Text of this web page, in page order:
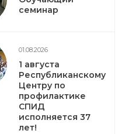
семинар
01.08.2026
1 августа
Республиканскому
Центру по
профилактике
СПИД
исполняется 37
лет!